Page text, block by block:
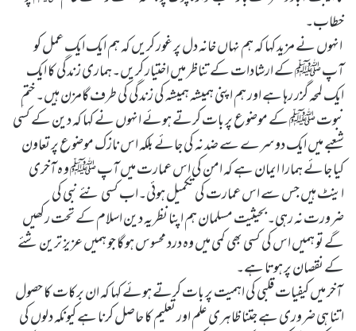
خطاب۔
انہوں نے مزید کہا کہ ہم نہاں خانہ دل پر غور کریں کہ ہم ایک ایک عمل کو
آپ ﷺ کے ارشادات کے تناظر میں اختیار کریں۔ہماری زندگی کا ایک
ایک لمحہ گزر رہا ہے اور ہم اپنی ہمیشہ ہمیشہ کی زندگی کی طرف گامزن ہیں۔ختم ِ
نبوت ﷺ کے موضوع پر بات کرتے ہوئے انہوں نے کہا کہ دین کے کسی
شعبے میں ایک دوسرے سے ضد نہ کی جائے بلکہ اس نازک موضوع پر تعاون
کیا جائے ہمارا ایمان ہے کہ امن کی اس عمارت میں آپ ﷺ و ہ آخری
اینٹ ہیں جس سے اس عمارت کی تکمیل ہوئی۔اب کسی نئے نبی کی
ضرورت نہ رہی۔بحیثیت مسلمان ہم اپنا نظریہ دین اسلام کے تحت رکھیں
گے تو ہمیں اس کی کسی بھی کمی میں وہ درد محسوس ہو گا جو ہمیں عزیز ترین شئے
کے نقصان پر ہوتا ہے۔
آخر میں کیفیات قلبی کی اہمیت پر بات کرتے ہوئے کہا کہ ان برکات کا حصول
اتنا ہی ضروری ہے جتنا ظاہری علم اور تعلیم کا حاصل کرنا ہے کیونکہ دلوں کی